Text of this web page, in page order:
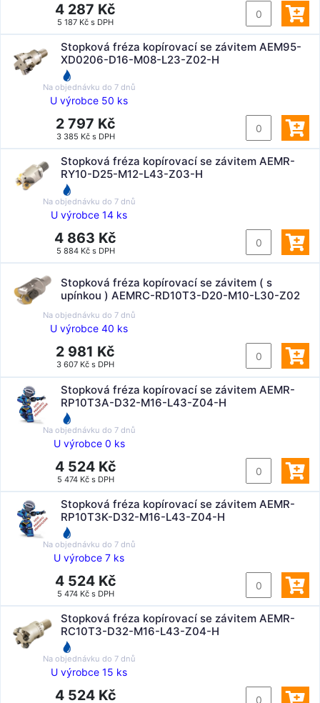
4 287 Kč
5 187 Kč s DPH
Stopková fréza kopírovací se závitem AEM95-
XD0206-D16-M08-L23-Z02-H
Na objednávku do 7 dnů
U výrobce 50 ks
2 797 Kč
3 385 Kč s DPH
Stopková fréza kopírovací se závitem AEMR-
RY10-D25-M12-L43-Z03-H
Na objednávku do 7 dnů
U výrobce 14 ks
4 863 Kč
5 884 Kč s DPH
Stopková fréza kopírovací se závitem ( s
upínkou ) AEMRC-RD10T3-D20-M10-L30-Z02
Na objednávku do 7 dnů
U výrobce 40 ks
2 981 Kč
3 607 Kč s DPH
Stopková fréza kopírovací se závitem AEMR-
RP10T3A-D32-M16-L43-Z04-H
Na objednávku do 7 dnů
U výrobce 0 ks
4 524 Kč
5 474 Kč s DPH
Stopková fréza kopírovací se závitem AEMR-
RP10T3K-D32-M16-L43-Z04-H
Na objednávku do 7 dnů
U výrobce 7 ks
4 524 Kč
5 474 Kč s DPH
Stopková fréza kopírovací se závitem AEMR-
RC10T3-D32-M16-L43-Z04-H
Na objednávku do 7 dnů
U výrobce 15 ks
4 524 Kč